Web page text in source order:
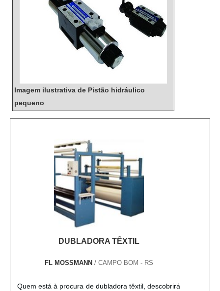
Imagem ilustrativa de Pistão hidráulico
pequeno
DUBLADORA TÊXTIL
FL MOSSMANN/ CAMPO BOM - RS
Quem está à procura de dubladora têxtil, descobrirá